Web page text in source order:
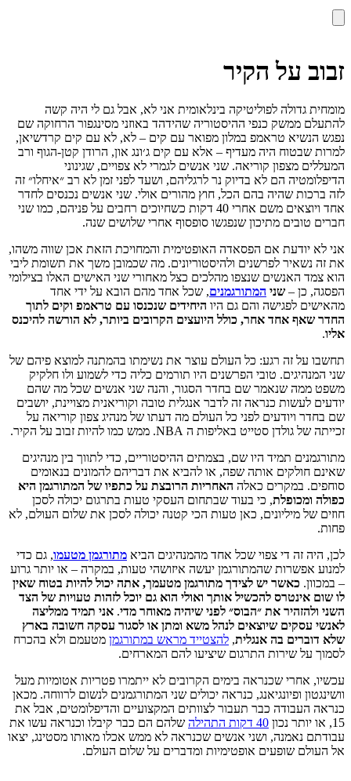
זבוב על הקיר
מומחית גדולה לפוליטיקה בינלאומית אני לא, אבל גם לי היה קשה
להתעלם ממשק כנפי ההיסטוריה שהידהד באוזני מסינגפור הרחוקה שם
נפגש הנשיא טראמפ במלון מפואר עם קים – לא, לא עם קים קרדשיאן,
למרות שבטוח היה מעדיף – אלא עם קים ג׳ונג און, הרודן קטן-הגוף ורב
המעללים מצפון קוריאה. שני אנשים לגמרי לא צפויים, שגינוני
הדיפלומטיה הם לא בדיוק נר לרגליהם, ושעד לפני זמן לא רב ״איחלו״ זה
לזה ברכות שהיה בהם הכל, חוץ מהורים אולי. שני אנשים נכנסים לחדר
אחד ויוצאים משם אחרי 40 דקות כשחיוכים רחבים על פניהם, כמו שני
חברים טובים מתיכון שנפגשו סופסוף אחרי שלושים שנה.
אני לא יודעת אם הפסאדה האופטימית והמחויכת הזאת אכן שווה משהו,
את זה נשאיר לפרשנים ולהיסטוריונים. מה שכמובן משך את תשומת ליבי
הוא צמד האנשים שנצפו מהלכים כצל מאחורי שני האישים האלו בצילומי
הפסגה, כן – שני המתורגמנים, שכל אחד מהם הובא על ידי אחד
מהאישים לפגישה והם גם היו היחידים שנכנסו עם טראמפ וקים לתוך
החדר שאף אחד אחר, כולל היועצים הקרובים ביותר, לא הורשה להיכנס
אליו.
תחשבו על זה רגע: כל העולם עוצר את נשימתו בהמתנה למוצא פיהם של
שני המנהיגים. טובי הפרשנים היו תורמים כליה כדי לשמוע ולו חלקיק
משפט ממה שנאמר שם בחדר הסגור, והנה שני אנשים שכל מה שהם
יודעים לעשות כנראה זה לדבר אנגלית טובה וקוריאנית מצויינת, יושבים
שם בחדר ויודעים לפני כל העולם מה דעתו של מנהיג צפון קוריאה על
זכייתה של גולדן סטייט באליפות ה NBA. ממש כמו להיות זבוב על הקיר.
מתורגמנים תמיד היו שם, בצמתים ההיסטוריים, כדי לתווך בין מנהיגים
שאינם חולקים אותה שפה, או להביא את דבריהם להמונים בנאומים
סוחפים. במקרים כאלה האחריות הרובצת על כתפיו של המתורגמן היא
כפולה ומכופלת, כי בעוד שבתחום העסקי טעות בתרגום יכולה לסכן
חוזים של מיליונים, כאן טעות הכי קטנה יכולה לסכן את שלום העולם, לא
פחות.
לכן, היה זה די צפוי שכל אחד מהמנהיגים הביא מתורגמן מטעמו, גם כדי
למנוע אפשרות שהמתורגמן יעשה איזושהי טעות, במקרה – או יותר גרוע
– במכוון. כאשר יש לצידך מתורגמן מטעמך, אתה יכול להיות בטוח שאין
לו שום אינטרס להכשיל אותך ואולי הוא גם יוכל לזהות טעויות של הצד
השני ולהזהיר את ״הבוס״ לפני שיהיה מאוחר מדי. אני תמיד ממליצה
לאנשי עסקים שיוצאים לנהל משא ומתן או לסגור עסקה חשובה בארץ
שלא דוברים בה אנגלית, להצטייד מראש במתורגמן מטעמם ולא בהכרח
לסמוך על שירות התרגום שיציעו להם המארחים.
עכשיו, אחרי שכנראה בימים הקרובים לא ייתמרו פטריות אטומיות מעל
וושינגטון ופיונגיאנג, כנראה יכולים שני המתורגמנים לנשום לרווחה. מכאן
כנראה העבודה כבר תעבור לצוותים המקצועיים והדיפלומטים, אבל את
15, או יותר נכון
40 דקות התהילה
שלהם הם כבר קיבלו וכנראה עשו את
עבודתם נאמנה, ושני אנשים שכנראה לא ממש אכלו מאותו מסטינג, יצאו
אל העולם שופעים אופטימיות ומדברים על שלום העולם.